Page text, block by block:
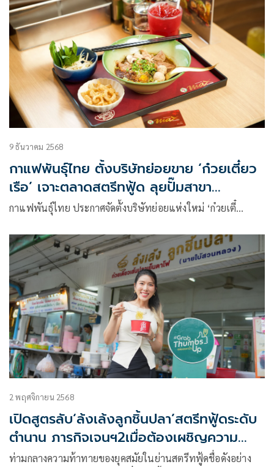
เทนต์ เ
9 ธันวาคม 2568
กาแฟพันธุ์ไทย ตั้งบริษัทย่อยขาย ‘ก๋วยเตี๋ยว
เรือ’ เจาะตลาดสตรีทฟู้ด ลุยปั๊มสาขา
กรุงเทพฯและปริมณฑล
กาแฟพันธุ์ไทย ประกาศจัดตั้งบริษัทย่อยแห่งใหม่ ‘ก๋วยเตี๋…
2 พฤศจิกายน 2568
เปิดสูตรลับ‘ล้งเล้งลูกชิ้นปลา’สตรีทฟู้ดระดับ
ตำนาน ภารกิจเจนฯ2เมื่อต้องเผชิญความ
ท้าทาย-เปลี่ยนแปลง
ท่ามกลางความท้าทายของยุคสมัยในย่านสตรีทฟู้ดชื่อดังอย่าง